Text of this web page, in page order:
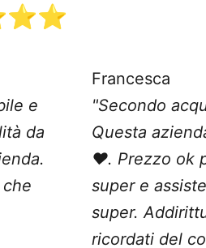
e
da
Francesca
"Secondo
Questa
❤️. Prezzo ok
super e
super.
ricordati del